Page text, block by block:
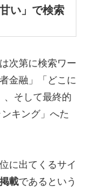
い」で検索
次第に検索ワー
金融」「どこに
、そして最終的
キング」へた
に出てくるサイ
載であるという